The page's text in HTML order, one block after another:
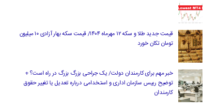
قیمت جدید طلا و سکه ۱۲ مهرماه ۱۴۰۴/ قیمت سکه بهار آزادی ۱۰ میلیون
تومان تکان خورد
خبر مهم برای کارمندان دولت/ یک جراحی بزرگ بزرگ در راه است؟ +
توضیح رییس سازمان اداری و استخدامی درباره تعدیل یا تغییر حقوق
کارمندان